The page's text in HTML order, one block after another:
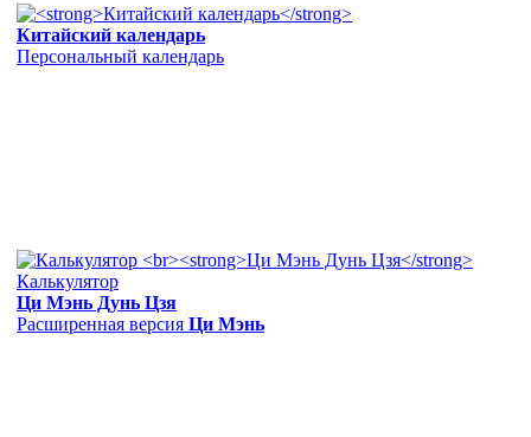
Китайский календарь
Персональный календарь
Калькулятор
Ци Мэнь Дунь Цзя
Расширенная версия Ци Мэнь